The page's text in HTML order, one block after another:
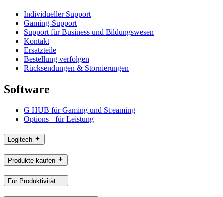
Individueller Support
Gaming-Support
Support für Business und Bildungswesen
Kontakt
Ersatzteile
Bestellung verfolgen
Rücksendungen & Stornierungen
Software
G HUB für Gaming und Streaming
Options+ für Leistung
Logitech
Produkte kaufen
Für Produktivität